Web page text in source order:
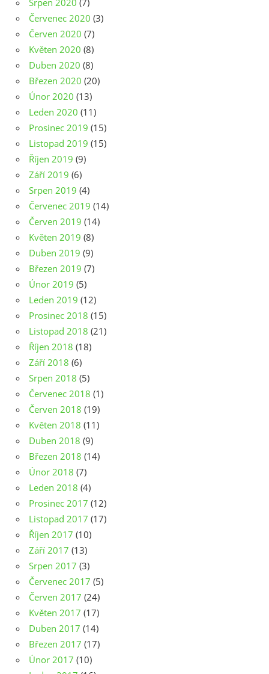
Srpen 2020 (7)
Červenec 2020 (3)
Červen 2020 (7)
Květen 2020 (8)
Duben 2020 (8)
Březen 2020 (20)
Únor 2020 (13)
Leden 2020 (11)
Prosinec 2019 (15)
Listopad 2019 (15)
Říjen 2019 (9)
Září 2019 (6)
Srpen 2019 (4)
Červenec 2019 (14)
Červen 2019 (14)
Květen 2019 (8)
Duben 2019 (9)
Březen 2019 (7)
Únor 2019 (5)
Leden 2019 (12)
Prosinec 2018 (15)
Listopad 2018 (21)
Říjen 2018 (18)
Září 2018 (6)
Srpen 2018 (5)
Červenec 2018 (1)
Červen 2018 (19)
Květen 2018 (11)
Duben 2018 (9)
Březen 2018 (14)
Únor 2018 (7)
Leden 2018 (4)
Prosinec 2017 (12)
Listopad 2017 (17)
Říjen 2017 (10)
Září 2017 (13)
Srpen 2017 (3)
Červenec 2017 (5)
Červen 2017 (24)
Květen 2017 (17)
Duben 2017 (14)
Březen 2017 (17)
Únor 2017 (10)